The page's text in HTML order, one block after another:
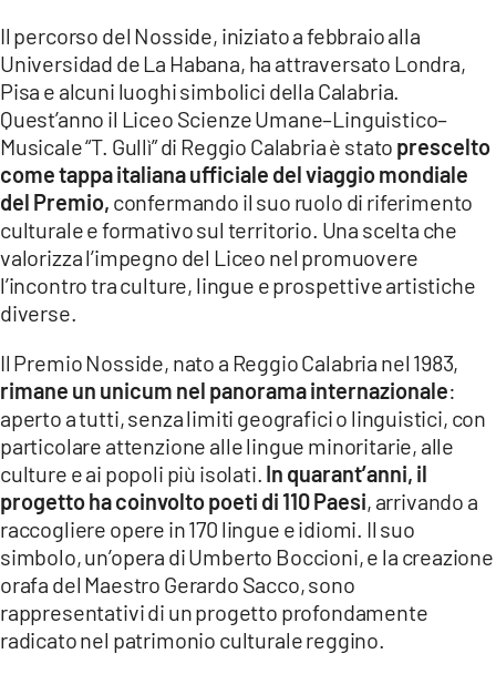
ILVIBONESE.IT
CATANZAROCHANNEL.IT
LACAPITALENEWS.IT
App
ANDROID
APPLE
Il percorso del Nosside, iniziato a febbraio alla
Universidad de La Habana, ha attraversato Londra,
Pisa e alcuni luoghi simbolici della Calabria.
Quest’anno il Liceo Scienze Umane–Linguistico–
Musicale “T. Gullì” di Reggio Calabria è stato prescelto
come tappa italiana ufficiale del viaggio mondiale
del Premio, confermando il suo ruolo di riferimento
culturale e formativo sul territorio. Una scelta che
valorizza l’impegno del Liceo nel promuovere
l’incontro tra culture, lingue e prospettive artistiche
diverse.
Il Premio Nosside, nato a Reggio Calabria nel 1983,
rimane un unicum nel panorama internazionale:
aperto a tutti, senza limiti geografici o linguistici, con
particolare attenzione alle lingue minoritarie, alle
culture e ai popoli più isolati. In quarant’anni, il
progetto ha coinvolto poeti di 110 Paesi, arrivando a
raccogliere opere in 170 lingue e idiomi. Il suo
simbolo, un’opera di Umberto Boccioni, e la creazione
orafa del Maestro Gerardo Sacco, sono
rappresentativi di un progetto profondamente
radicato nel patrimonio culturale reggino.